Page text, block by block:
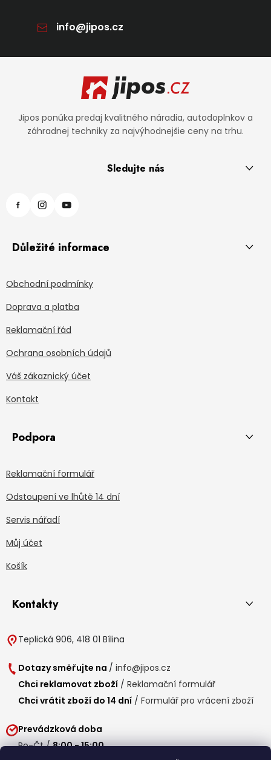
info@jipos.cz
Jipos ponúka predaj kvalitného náradia, autodoplnkov a
záhradnej techniky za najvýhodnejšie ceny na trhu.
Sledujte nás
Důležité informace
Obchodní podmínky
Doprava a platba
Reklamační řád
Ochrana osobních údajů
Váš zákaznický účet
Kontakt
Podpora
Reklamační formulář
Odstoupení ve lhůtě 14 dní
Servis nářadí
Můj účet
Košík
Kontakty
Teplická 906, 418 01 Bílina
Dotazy směřujte na / info@jipos.cz
Chci reklamovat zboží / Reklamační formulář
Chci vrátit zboží do 14 dní / Formulář pro vrácení zboží
Prevádzková doba
Po-Čt /8:00 - 15:00